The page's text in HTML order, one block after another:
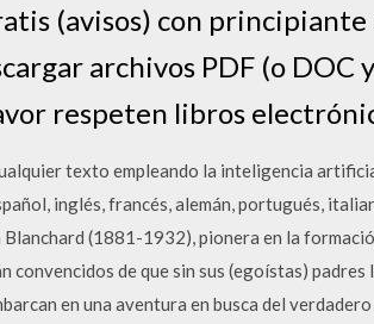
(avisos) con
archivos PDF (o DOC
respeten libros
texto empleando la inteligencia
inglés, francés, alemán, portugués,
(1881-1932), pionera en la
convencidos de que sin sus (egoístas) padres
en una aventura en busca del